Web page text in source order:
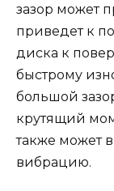
зазор может
приведет к
диска к
быстрому
большой
крутящий
также может
вибрацию.